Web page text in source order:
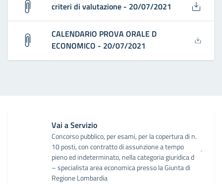
criteri di valutazione - 20/07/2021
CALENDARIO PROVA ORALE D
ECONOMICO - 20/07/2021
Vai a Servizio
Concorso pubblico, per esami, per la copertura di n.
10 posti, con contratto di assunzione a tempo
pieno ed indeterminato, nella categoria giuridica d
– specialista area economica presso la Giunta di
Regione Lombardia